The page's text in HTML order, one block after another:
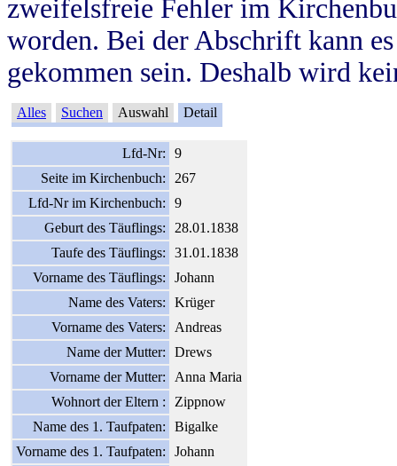
zweifelsfreie Fehler im
worden. Bei der Abschrift kann
gekommen sein. Deshalb wird
Alles Suchen Auswahl Detail
Lfd-Nr:
9
Seite im Kirchenbuch:
267
Lfd-Nr im Kirchenbuch:
9
Geburt des Täuflings:
28.01.1838
Taufe des Täuflings:
31.01.1838
Vorname des Täuflings:
Johann
Name des Vaters:
Krüger
Vorname des Vaters:
Andreas
Name der Mutter:
Drews
Vorname der Mutter:
Anna Maria
Wohnort der Eltern :
Zippnow
Name des 1. Taufpaten:
Bigalke
Vorname des 1. Taufpaten:
Johann